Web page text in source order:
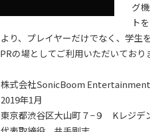
グ
ト
り、プレイヤーだけでなく、学
の場としてご利用いただいており
式会社SonicBoom Entertainment
年1月
京都渋谷区大山町７−９ Kレジデ